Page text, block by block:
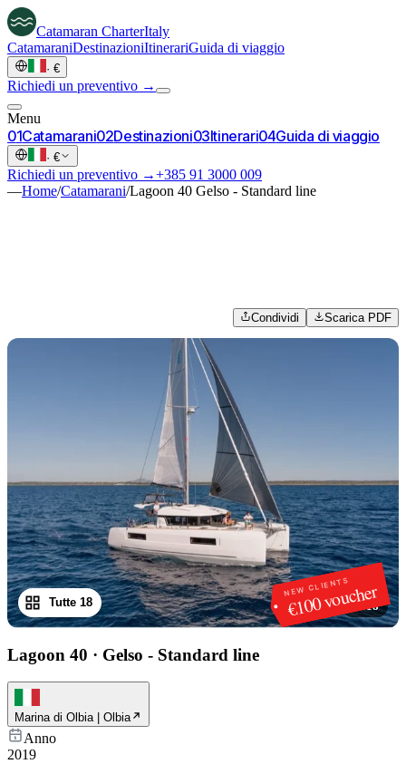
Catamaran CharterItaly
CatamaraniDestinazioniItinerariGuida di viaggio
· €
Richiedi un preventivo →
Menu
01Catamarani02Destinazioni03Itinerari04Guida di viaggio
· €
Richiedi un preventivo →+385 91 3000 009
—Home/Catamarani/Lagoon 40 Gelso - Standard line
Condividi Scarica PDF
NEW CLIENTS
€100 voucher
1/18
Tutte 18
Lagoon 40 · Gelso - Standard line
Marina di Olbia | Olbia
Anno
2019